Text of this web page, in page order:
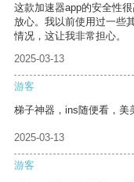
这款加速器app的安全性
放心。我以前使用过一些
情况，这让我非常担心。
2025-03-13
游客
梯子神器，ins随便看，美
2025-03-13
游客